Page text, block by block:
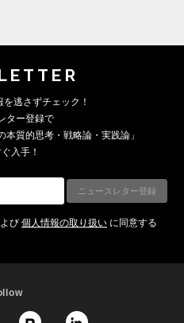
逃さずチェック！
ター登録で
本質的思考・戦略論・実践論」
入手！
び 個人情報の取り扱い に同意する